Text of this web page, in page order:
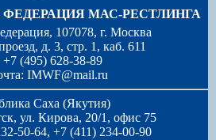
МАС-РЕСТЛИНГА
107078, г. Москва
д. 3, стр. 1, каб. 611
+7 (495) 628-38-89
IMWF@mail.ru
Саха (Якутия)
ул. Кирова, 20/1, офис 75
50-64, +7 (411) 234-00-90